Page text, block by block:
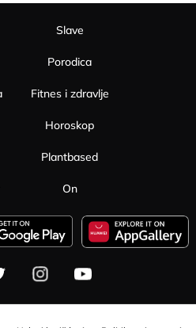
Slave
Porodica
Fitnes i zdravlje
Horoskop
Plantbased
On